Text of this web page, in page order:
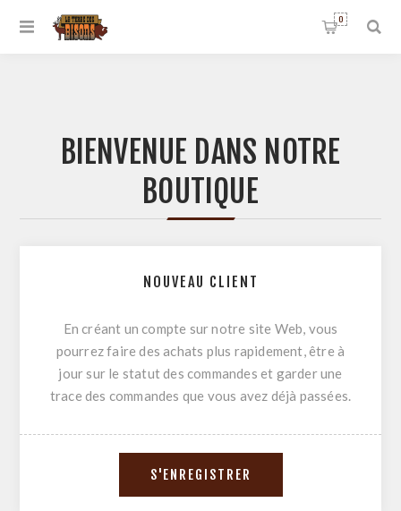
0
BIENVENUE DANS NOTRE
BOUTIQUE
NOUVEAU CLIENT
En créant un compte sur notre site Web, vous
pourrez faire des achats plus rapidement, être à
jour sur le statut des commandes et garder une
trace des commandes que vous avez déjà passées.